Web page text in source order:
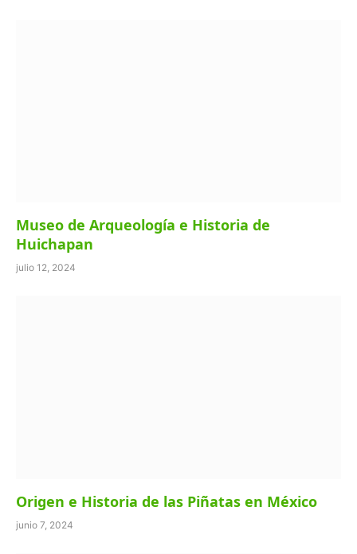
Museo de Arqueología e Historia de
Huichapan
julio 12, 2024
Origen e Historia de las Piñatas en México
junio 7, 2024